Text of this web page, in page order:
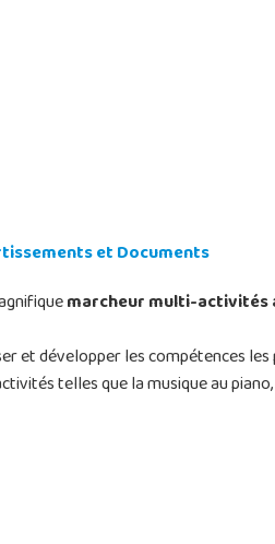
et Documents
marcheur multi-activités
et développer les compétences
telles que la musique au